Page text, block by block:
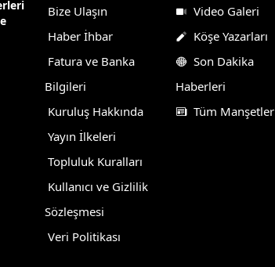
Bize Ulaşın
Haber İhbar
Fatura ve Banka
Bilgileri
Kuruluş Hakkında
Yayın İlkeleri
Topluluk Kuralları
Kullanıcı ve Gizlilik
Sözleşmesi
Veri Politikası
Video Galeri
Köşe Yazarları
Son Dakika
Haberleri
Tüm Manşetler